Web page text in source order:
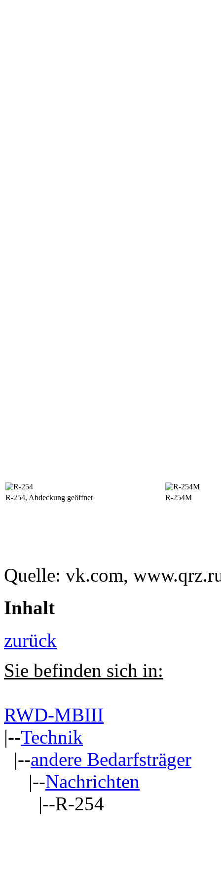
R-254, Abdeckung geöffnet R-254M
Quelle: vk.com,
Inhalt
zurück
Sie befinden sich in:
RWD-MBIII
|--Technik
|--andere Bedarfsträger
|--Nachrichten
|--R-254